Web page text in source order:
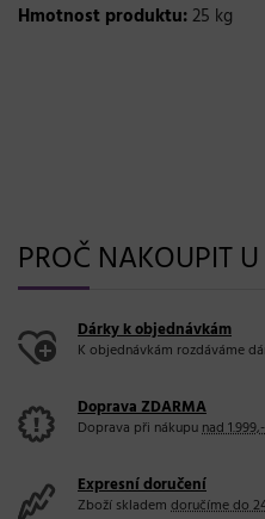
Hmotnost produktu:25 kg
PROČ NAKOUPIT
Dárky k objednávkám
K objednávkám rozdáváme
Doprava ZDARMA
Doprava při nákupunad
Expresní doručení
Zboží skladem doručíme do